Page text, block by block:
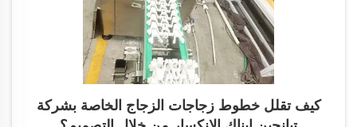
كيف تقلل خطوط زجاجات الزجاج الخاصة بشركة